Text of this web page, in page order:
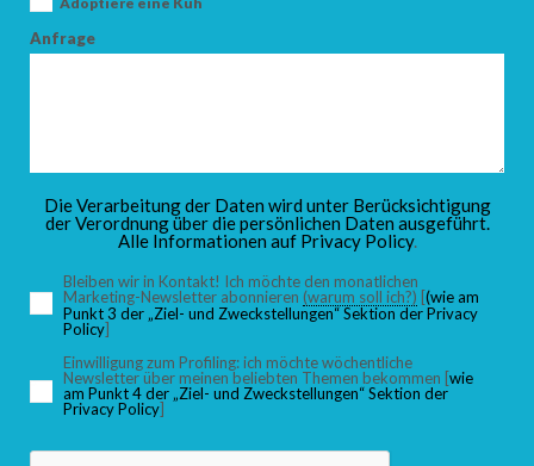
Anfrage
Die Verarbeitung der Daten wird unter Berücksichtigung
der Verordnung über die persönlichen Daten ausgeführt.
Alle Informationen auf Privacy Policy.
Bleiben wir in Kontakt! Ich möchte den monatlichen
Marketing-Newsletter abonnieren (warum soll ich?) [(wie am
Punkt 3 der „Ziel- und Zweckstellungen“ Sektion der Privacy
Policy]
Einwilligung zum Profiling: ich möchte wöchentliche
Newsletter über meinen beliebten Themen bekommen [wie
am Punkt 4 der „Ziel- und Zweckstellungen“ Sektion der
Privacy Policy]